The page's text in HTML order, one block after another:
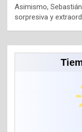
Asimismo,
sorpresiva y